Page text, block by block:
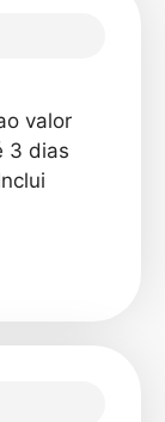
valor
3 dias